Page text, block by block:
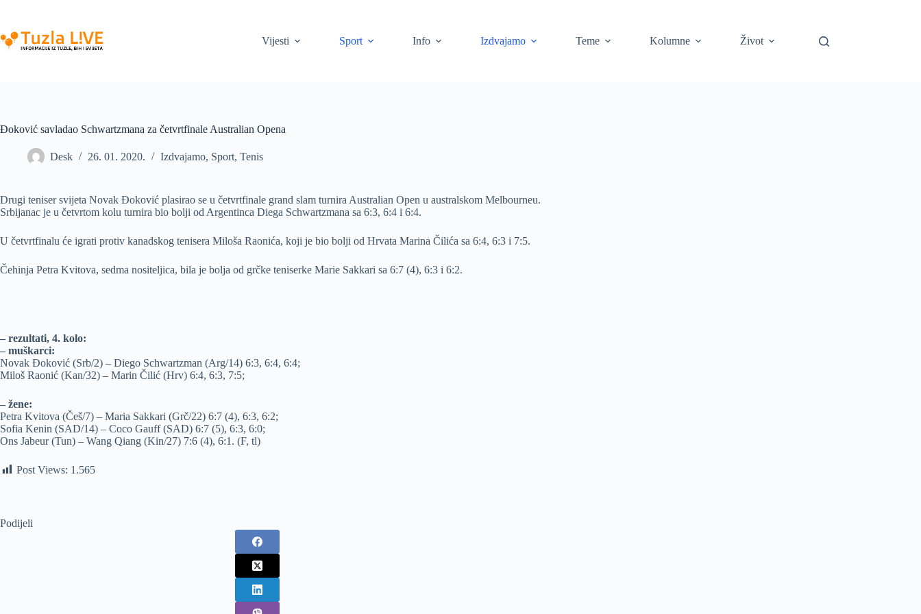
content
Vijesti
Sport Info Izdvajamo Teme Kolumne Život
Đoković savladao Schwartzmana za četvrtfinale Australian Opena
Desk 26. 01. 2020. Izdvajamo, Sport, Tenis
Drugi teniser svijeta Novak Đoković plasirao se u četvrtfinale grand slam turnira Australian Open u australskom Melbourneu.
Srbijanac je u četvrtom kolu turnira bio bolji od Argentinca Diega Schwartzmana sa 6:3, 6:4 i 6:4.
U četvrtfinalu će igrati protiv kanadskog tenisera Miloša Raonića, koji je bio bolji od Hrvata Marina Čilića sa 6:4, 6:3 i 7:5.
Čehinja Petra Kvitova, sedma nositeljica, bila je bolja od grčke teniserke Marie Sakkari sa 6:7 (4), 6:3 i 6:2.
– rezultati, 4. kolo:
– muškarci:
Novak Đoković (Srb/2) – Diego Schwartzman (Arg/14) 6:3, 6:4, 6:4;
Miloš Raonić (Kan/32) – Marin Čilić (Hrv) 6:4, 6:3, 7:5;
– žene:
Petra Kvitova (Češ/7) – Maria Sakkari (Grč/22) 6:7 (4), 6:3, 6:2;
Sofia Kenin (SAD/14) – Coco Gauff (SAD) 6:7 (5), 6:3, 6:0;
Ons Jabeur (Tun) – Wang Qiang (Kin/27) 7:6 (4), 6:1. (F, tl)
Post Views: 1.565
Podijeli